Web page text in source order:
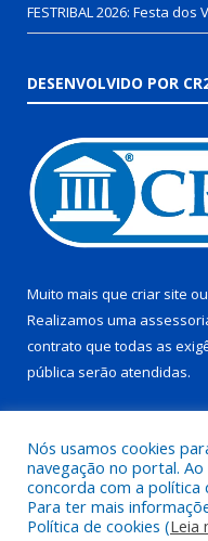
FESTRIBAL 2026: Festa dos
DESENVOLVIDO POR
Muito mais que criar site ou
Realizamos uma
contrato que todas as
pública serão atendidas.
Todos os direitos
Nós usamos cookies
navegação no portal.
concorda com a política
Para ter mais
Política de cookies (Leia